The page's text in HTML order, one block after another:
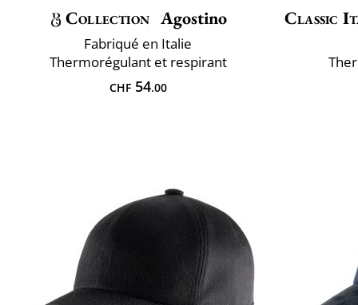
Collection Agostino
Fabriqué en Italie
Thermorégulant et respirant
CHF54.00
Classic